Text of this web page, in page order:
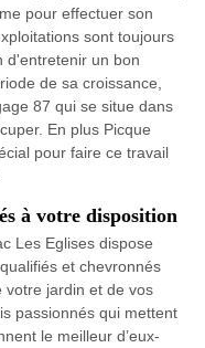
pour effectuer son
sont toujours
d'entretenir un bon
de sa croissance,
87 qui se situe dans
En plus Picque
pour faire ce travail
à votre disposition
Les Eglises dispose
et chevronnés
votre jardin et de vos
passionnés qui mettent
le meilleur d’eux-